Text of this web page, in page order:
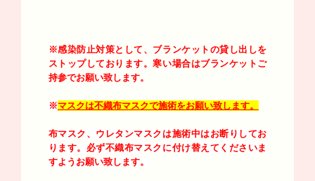
※感染防止対策として、ブランケットの貸し出しを
ストップしております。寒い場合はブランケットご
持参でお願い致します。
※マスクは不織布マスクで施術をお願い致します。
布マスク、ウレタンマスクは施術中はお断りしてお
ります。必ず不織布マスクに付け替えてくださいま
すようお願い致します。